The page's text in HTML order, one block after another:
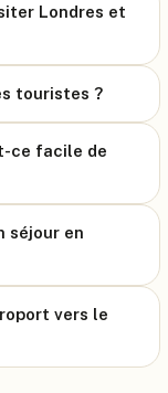
Londres et
touristes ?
ce facile de
séjour en
vers le